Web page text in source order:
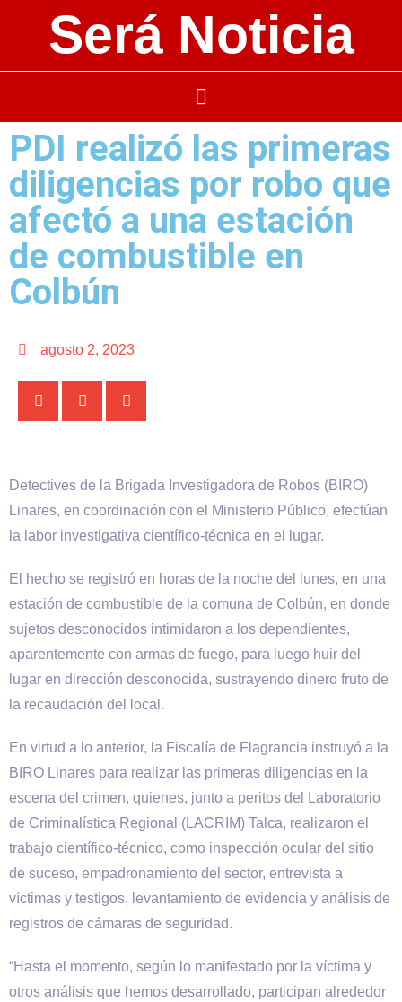
Será Noticia
PDI realizó las primeras
diligencias por robo que
afectó a una estación
de combustible en
Colbún
agosto 2, 2023
Detectives de la Brigada Investigadora de Robos (BIRO)
Linares, en coordinación con el Ministerio Público, efectúan
la labor investigativa científico-técnica en el lugar.
El hecho se registró en horas de la noche del lunes, en una
estación de combustible de la comuna de Colbún, en donde
sujetos desconocidos intimidaron a los dependientes,
aparentemente con armas de fuego, para luego huir del
lugar en dirección desconocida, sustrayendo dinero fruto de
la recaudación del local.
En virtud a lo anterior, la Fiscalía de Flagrancia instruyó a la
BIRO Linares para realizar las primeras diligencias en la
escena del crimen, quienes, junto a peritos del Laboratorio
de Criminalística Regional (LACRIM) Talca, realizaron el
trabajo científico-técnico, como inspección ocular del sitio
de suceso, empadronamiento del sector, entrevista a
víctimas y testigos, levantamiento de evidencia y análisis de
registros de cámaras de seguridad.
“Hasta el momento, según lo manifestado por la víctima y
otros análisis que hemos desarrollado, participan alrededor